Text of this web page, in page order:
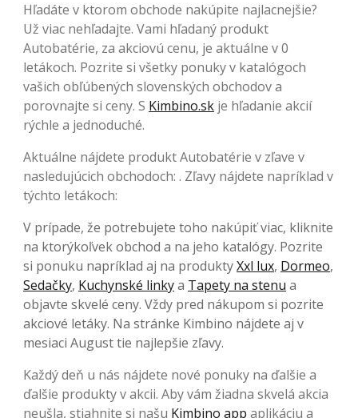
Hľadáte v ktorom obchode nakúpite najlacnejšie?
Už viac nehľadajte. Vami hľadaný produkt
Autobatérie, za akciovú cenu, je aktuálne v 0
letákoch. Pozrite si všetky ponuky v katalógoch
vašich obľúbených slovenských obchodov a
porovnajte si ceny. S Kimbino.sk je hľadanie akcií
rýchle a jednoduché.
Aktuálne nájdete produkt Autobatérie v zľave v
nasledujúcich obchodoch: . Zľavy nájdete napríklad v
týchto letákoch:
V prípade, že potrebujete toho nakúpiť viac, kliknite
na ktorýkoľvek obchod a na jeho katalógy. Pozrite
si ponuku napríklad aj na produktyXxl lux, Dormeo,
Sedačky, Kuchynské linkya Tapety na stenu a
objavte skvelé ceny. Vždy pred nákupom si pozrite
akciové letáky. Na stránke Kimbino nájdete aj v
mesiaci August tie najlepšie zľavy.
Každý deň u nás nájdete nové ponuky na ďalšie a
ďalšie produkty v akcii. Aby vám žiadna skvelá akcia
neušla, stiahnite si našu Kimbino app aplikáciu a